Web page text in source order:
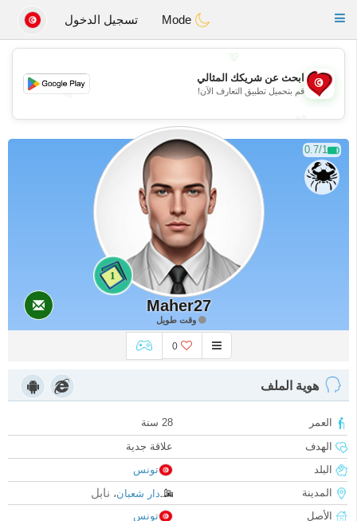
Tunisia Dating
Toggle
تسجيل الدخول
💖
💕
💕
ابحث عن شريكك المثالي
قم بتحميل تطبيق التعارف الآن!
0.7/1
1
Maher27
وقت طويل
0
هوية الملف
العمر
28 سنة
الهدف
علاقة جدية
البلد
تونس
المدينة
دار شعبان، نابل
الأصل
تونس